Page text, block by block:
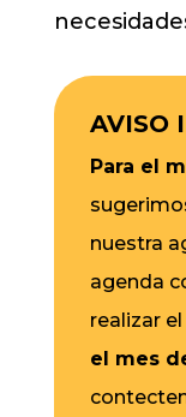
AVISO
Para el
nuestra
agenda
realizar
el mes